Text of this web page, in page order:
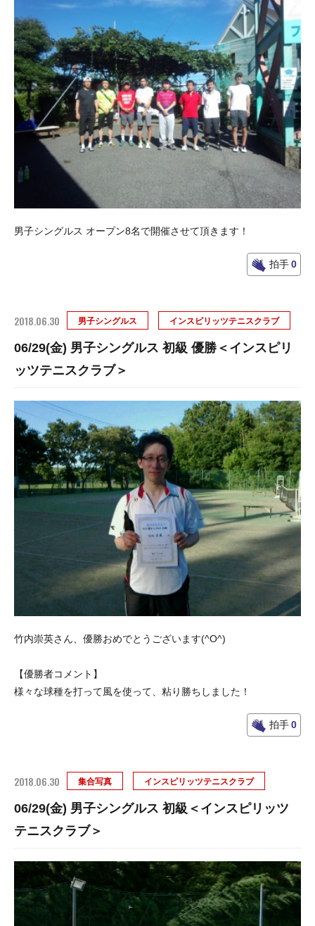
男子シングルス オープン8名で開催させて頂きます！
拍手0
2018.06.30 男子シングルス インスピリッツテニスクラブ
06/29(金) 男子シングルス 初級 優勝＜インスピリ
ッツテニスクラブ＞
竹内崇英さん、優勝おめでとうございます(^O^)
【優勝者コメント】
様々な球種を打って風を使って、粘り勝ちしました！
拍手0
2018.06.30 集合写真 インスピリッツテニスクラブ
06/29(金) 男子シングルス 初級＜インスピリッツ
テニスクラブ＞